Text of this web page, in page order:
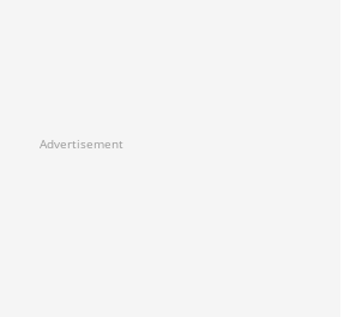
Advertisement